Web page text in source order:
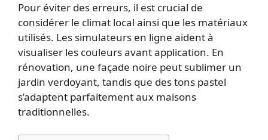
Pour éviter des erreurs, il est crucial de
considérer le climat local ainsi que les matériaux
utilisés. Les simulateurs en ligne aident à
visualiser les couleurs avant application. En
rénovation, une façade noire peut sublimer un
jardin verdoyant, tandis que des tons pastel
s’adaptent parfaitement aux maisons
traditionnelles.